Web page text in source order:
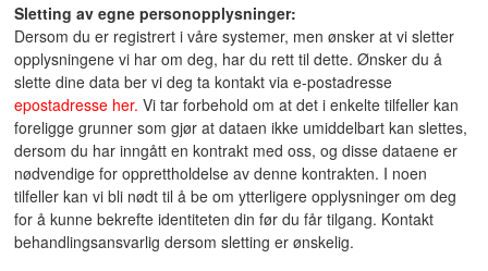
Sletting av egne personopplysninger:
Dersom du er registrert i våre systemer, men ønsker at vi sletter
opplysningene vi har om deg, har du rett til dette. Ønsker du å
slette dine data ber vi deg ta kontakt via e-postadresse
epostadresse her. Vi tar forbehold om at det i enkelte tilfeller kan
foreligge grunner som gjør at dataen ikke umiddelbart kan slettes,
dersom du har inngått en kontrakt med oss, og disse dataene er
nødvendige for opprettholdelse av denne kontrakten. I noen
tilfeller kan vi bli nødt til å be om ytterligere opplysninger om deg
for å kunne bekrefte identiteten din før du får tilgang. Kontakt
behandlingsansvarlig dersom sletting er ønskelig.